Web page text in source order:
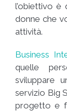
l’obiettivo è
donne che
attività.
Business
quelle
sviluppare
servizio Big
progetto e